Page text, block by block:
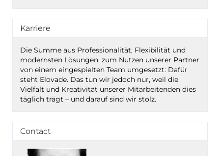
Karriere
Die Summe aus Professionalität, Flexibilität und
modernsten Lösungen, zum Nutzen unserer Partner
von einem eingespielten Team umgesetzt: Dafür
steht Elovade. Das tun wir jedoch nur, weil die
Vielfalt und Kreativität unserer Mitarbeitenden dies
täglich trägt – und darauf sind wir stolz.
Contact